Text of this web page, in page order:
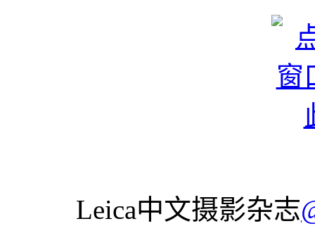
Leica中文摄影杂志